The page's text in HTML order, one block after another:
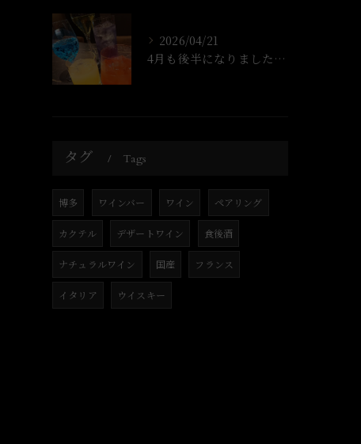
2026/04/21
4月も後半になりましたね!
タグ Tags
博多 ワインバー ワイン ペアリング
カクテル デザートワイン 食後酒
ナチュラルワイン 国産 フランス
イタリア ウイスキー